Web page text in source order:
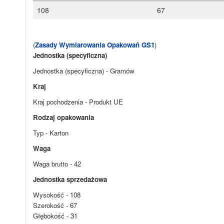
108 67
(Zasady Wymiarowania Opakowań GS1)
Jednostka (specyficzna)
Jednostka (specyficzna) - Gramów
Kraj
Kraj pochodzenia - Produkt UE
Rodzaj opakowania
Typ - Karton
Waga
Waga brutto - 42
Jednostka sprzedażowa
Wysokość - 108
Szerokość - 67
Głębokość - 31